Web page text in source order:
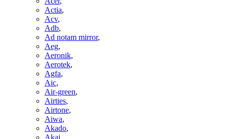
Actia,
Acv,
Adb,
Ad notam mirror,
Aeg,
Aeronik,
Aerotek,
Agfa,
Aic,
Air-green,
Airties,
Airtone,
Aiwa,
Akado,
Akai,